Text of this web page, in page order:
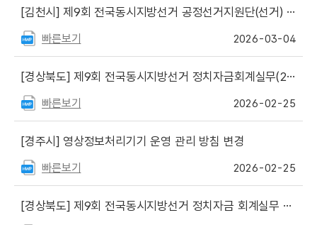
[김천시] 제9회 전국동시지방선거 공정선거지원단(선거) 모집 안내
빠른보기 2026-03-04
[경상북도] 제9회 전국동시지방선거 정치자금회계실무(2종) 원고 hwp파일 게시
빠른보기 2026-02-25
[경주시] 영상정보처리기기 운영 관리 방침 변경
빠른보기 2026-02-25
[경상북도] 제9회 전국동시지방선거 정치자금 회계실무 책자(2종) 원고 게시